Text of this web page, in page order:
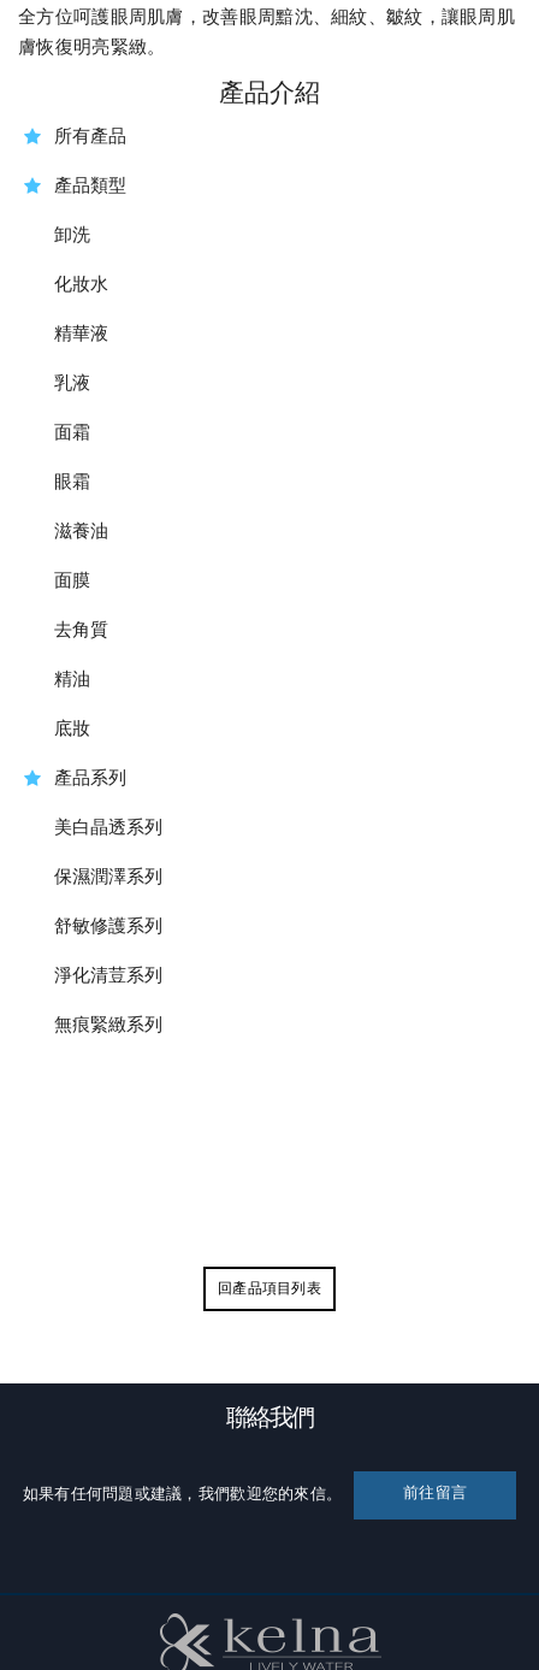
全方位呵護眼周肌膚，改善眼周黯沈、細紋、皺紋，讓眼周肌
膚恢復明亮緊緻。
產品介紹
所有產品
產品類型
卸洗
化妝水
精華液
乳液
面霜
眼霜
滋養油
面膜
去角質
精油
底妝
產品系列
美白晶透系列
保濕潤澤系列
舒敏修護系列
淨化清荳系列
無痕緊緻系列
回產品項目列表
聯絡我們
如果有任何問題或建議，我們歡迎您的來信。 前往留言